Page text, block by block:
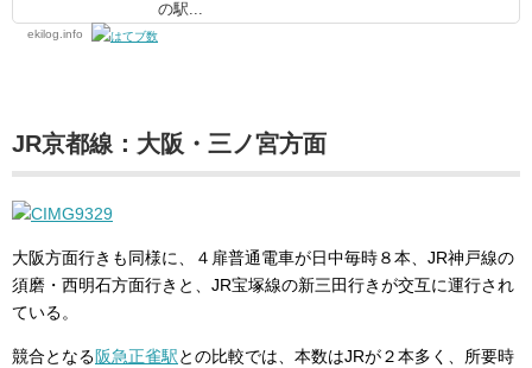
の駅...
ekilog.info
JR京都線：大阪・三ノ宮方面
大阪方面行きも同様に、４扉普通電車が日中毎時８本、JR神戸線の
須磨・西明石方面行きと、JR宝塚線の新三田行きが交互に運行され
ている。
競合となる阪急正雀駅との比較では、本数はJRが２本多く、所要時